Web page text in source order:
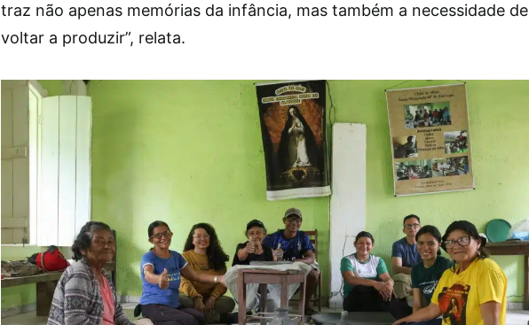
traz não apenas memórias da infância, mas também a necessidade de
voltar a produzir”, relata.